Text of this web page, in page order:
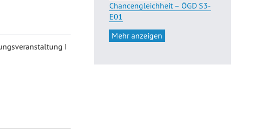
I
Chancengleichheit – ÖGD S3-
E01
Mehr anzeigen